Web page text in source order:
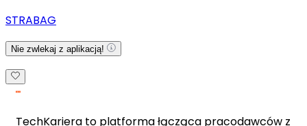
STRABAG
Nie zwlekaj z aplikacją!
TechKariera to platforma łącząca pracodawców z